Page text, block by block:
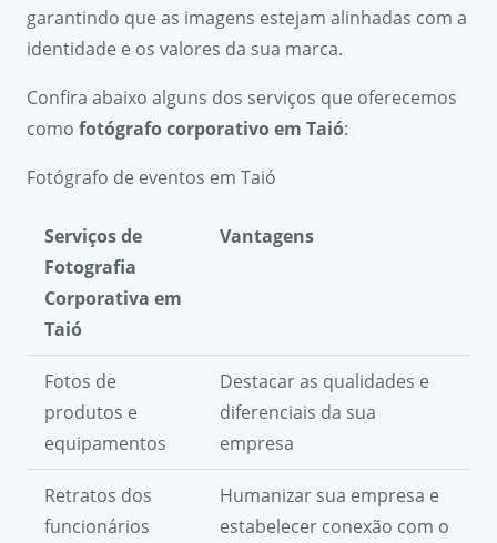
garantindo que as imagens estejam alinhadas com a
identidade e os valores da sua marca.
Confira abaixo alguns dos serviços que oferecemos
como fotógrafo corporativo em Taió:
Fotógrafo de eventos em Taió
Serviços de
Fotografia
Corporativa em
Taió
Vantagens
Fotos de
produtos e
equipamentos
Destacar as qualidades e
diferenciais da sua
empresa
Retratos dos
funcionários
Humanizar sua empresa e
estabelecer conexão com o